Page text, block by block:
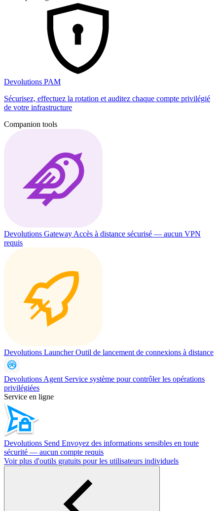
Devolutions PAM
Sécurisez, effectuez la rotation et auditez chaque compte privilégié
de votre infrastructure
Companion tools
Devolutions Gateway Accès à distance sécurisé — aucun VPN
requis
Devolutions LauncherOutil de lancement de connexions à distance
Devolutions Agent Service système pour contrôler les opérations
privilégiées
Service en ligne
Devolutions Send Envoyez des informations sensibles en toute
sécurité — aucun compte requis
Voir plus d'outils gratuits pour les utilisateurs individuels